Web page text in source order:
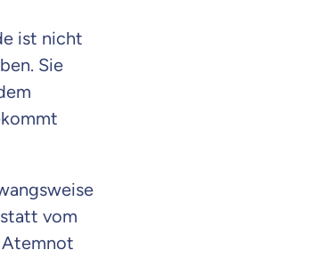
ist nicht
Sie
vom
Atemnot